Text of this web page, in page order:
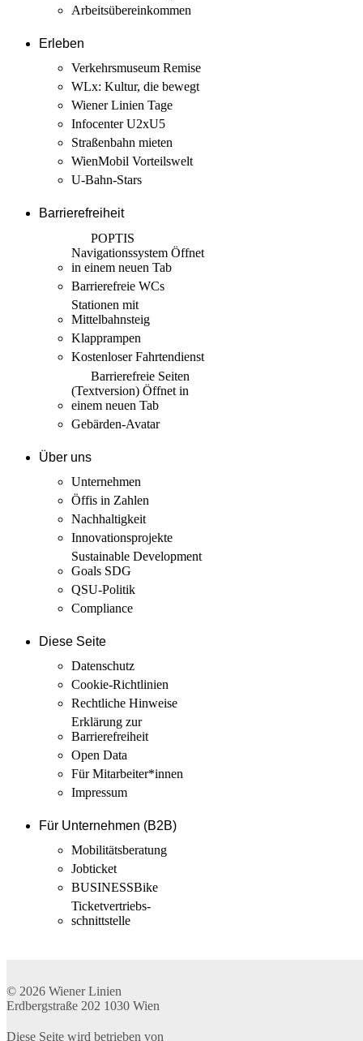
Arbeits­übereinkommen
Erleben
Verkehrsmuseum Remise
WLx: Kultur, die bewegt
Wiener Linien Tage
Infocenter U2xU5
Straßenbahn mieten
WienMobil Vorteilswelt
U-Bahn-Stars
Barrierefreiheit
POPTIS
Navigationssystem Öffnet
in einem neuen Tab
Barrierefreie WCs
Stationen mit
Mittelbahnsteig
Klapprampen
Kostenloser Fahrtendienst
Barrierefreie Seiten
(Textversion) Öffnet in
einem neuen Tab
Gebärden-Avatar
Über uns
Unternehmen
Öffis in Zahlen
Nachhaltigkeit
Innovations­projekte
Sustainable Development
Goals SDG
QSU-Politik
Compliance
Diese Seite
Datenschutz
Cookie-Richtlinien
Rechtliche Hinweise
Erklärung zur
Barrierefreiheit
Open Data
Für Mitarbeiter­*innen
Impressum
Für Unternehmen (B2B)
Mobilitäts­beratung
Jobticket
BUSINESSBike
Ticketvertriebs­
schnittstelle
© 2026 Wiener Linien
Erdbergstraße 202 1030 Wien
Diese Seite wird betrieben von